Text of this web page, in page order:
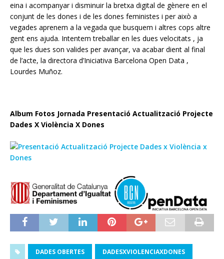
eina i acompanyar i disminuir la bretxa digital de gènere en el
conjunt de les dones i de les dones feministes i per això a
vegades aprenem a la vegada que busquem i altres cops altre
gent ens ajuda. Intentem treballar en les dues velocitats , ja
que les dues son valides per avançar, va acabar dient al final
de l’acte, la directora d’Iniciativa Barcelona Open Data ,
Lourdes Muñoz.
Album Fotos Jornada Presentació Actualització Projecte
Dades X Violència X Dones
DADES OBERTES DADESXVIOLENCIAXDONES